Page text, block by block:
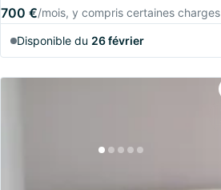
700 €/mois, y compris certaines charges
Disponible du 26 février